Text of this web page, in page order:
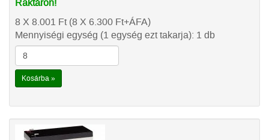
Raktáron!
8 X 8.001 Ft(8 X 6.300 Ft+ÁFA)
Mennyiségi egység (1 egység ezt takarja): 1 db
Kosárba »